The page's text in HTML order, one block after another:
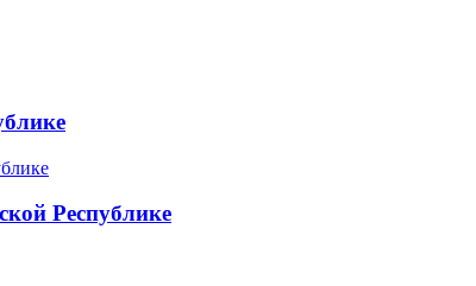
Республике